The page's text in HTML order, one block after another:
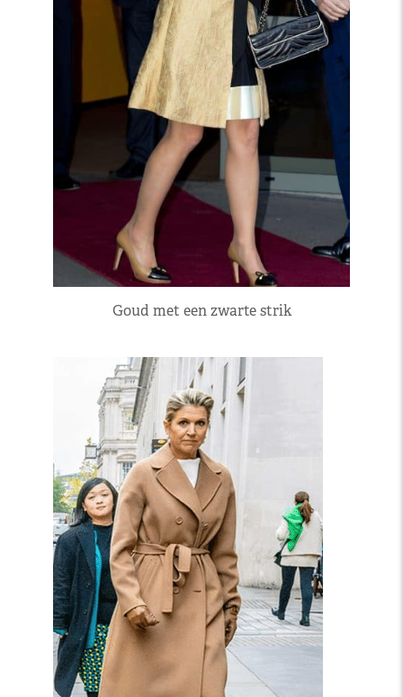
Goud met een zwarte strik